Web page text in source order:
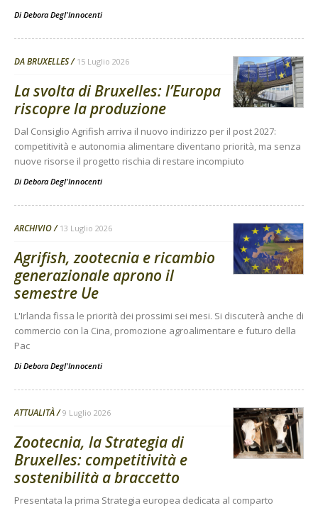
Di Debora Degl'Innocenti
DA BRUXELLES 15 Luglio 2026
La svolta di Bruxelles: l’Europa
riscopre la produzione
Dal Consiglio Agrifish arriva il nuovo indirizzo per il post 2027:
competitività e autonomia alimentare diventano priorità, ma senza
nuove risorse il progetto rischia di restare incompiuto
Di Debora Degl'Innocenti
ARCHIVIO 13 Luglio 2026
Agrifish, zootecnia e ricambio
generazionale aprono il
semestre Ue
L'Irlanda fissa le priorità dei prossimi sei mesi. Si discuterà anche di
commercio con la Cina, promozione agroalimentare e futuro della
Pac
Di Debora Degl'Innocenti
ATTUALITÀ 9 Luglio 2026
Zootecnia, la Strategia di
Bruxelles: competitività e
sostenibilità a braccetto
Presentata la prima Strategia europea dedicata al comparto